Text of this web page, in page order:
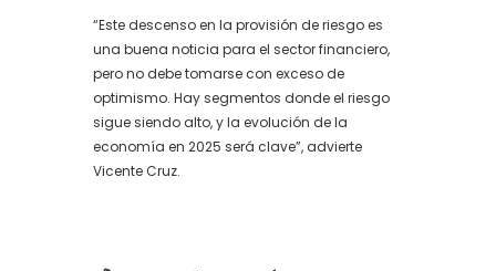
“Este descenso en la provisión de riesgo es
una buena noticia para el sector financiero,
pero no debe tomarse con exceso de
optimismo. Hay segmentos donde el riesgo
sigue siendo alto, y la evolución de la
economía en 2025 será clave”, advierte
Vicente Cruz.